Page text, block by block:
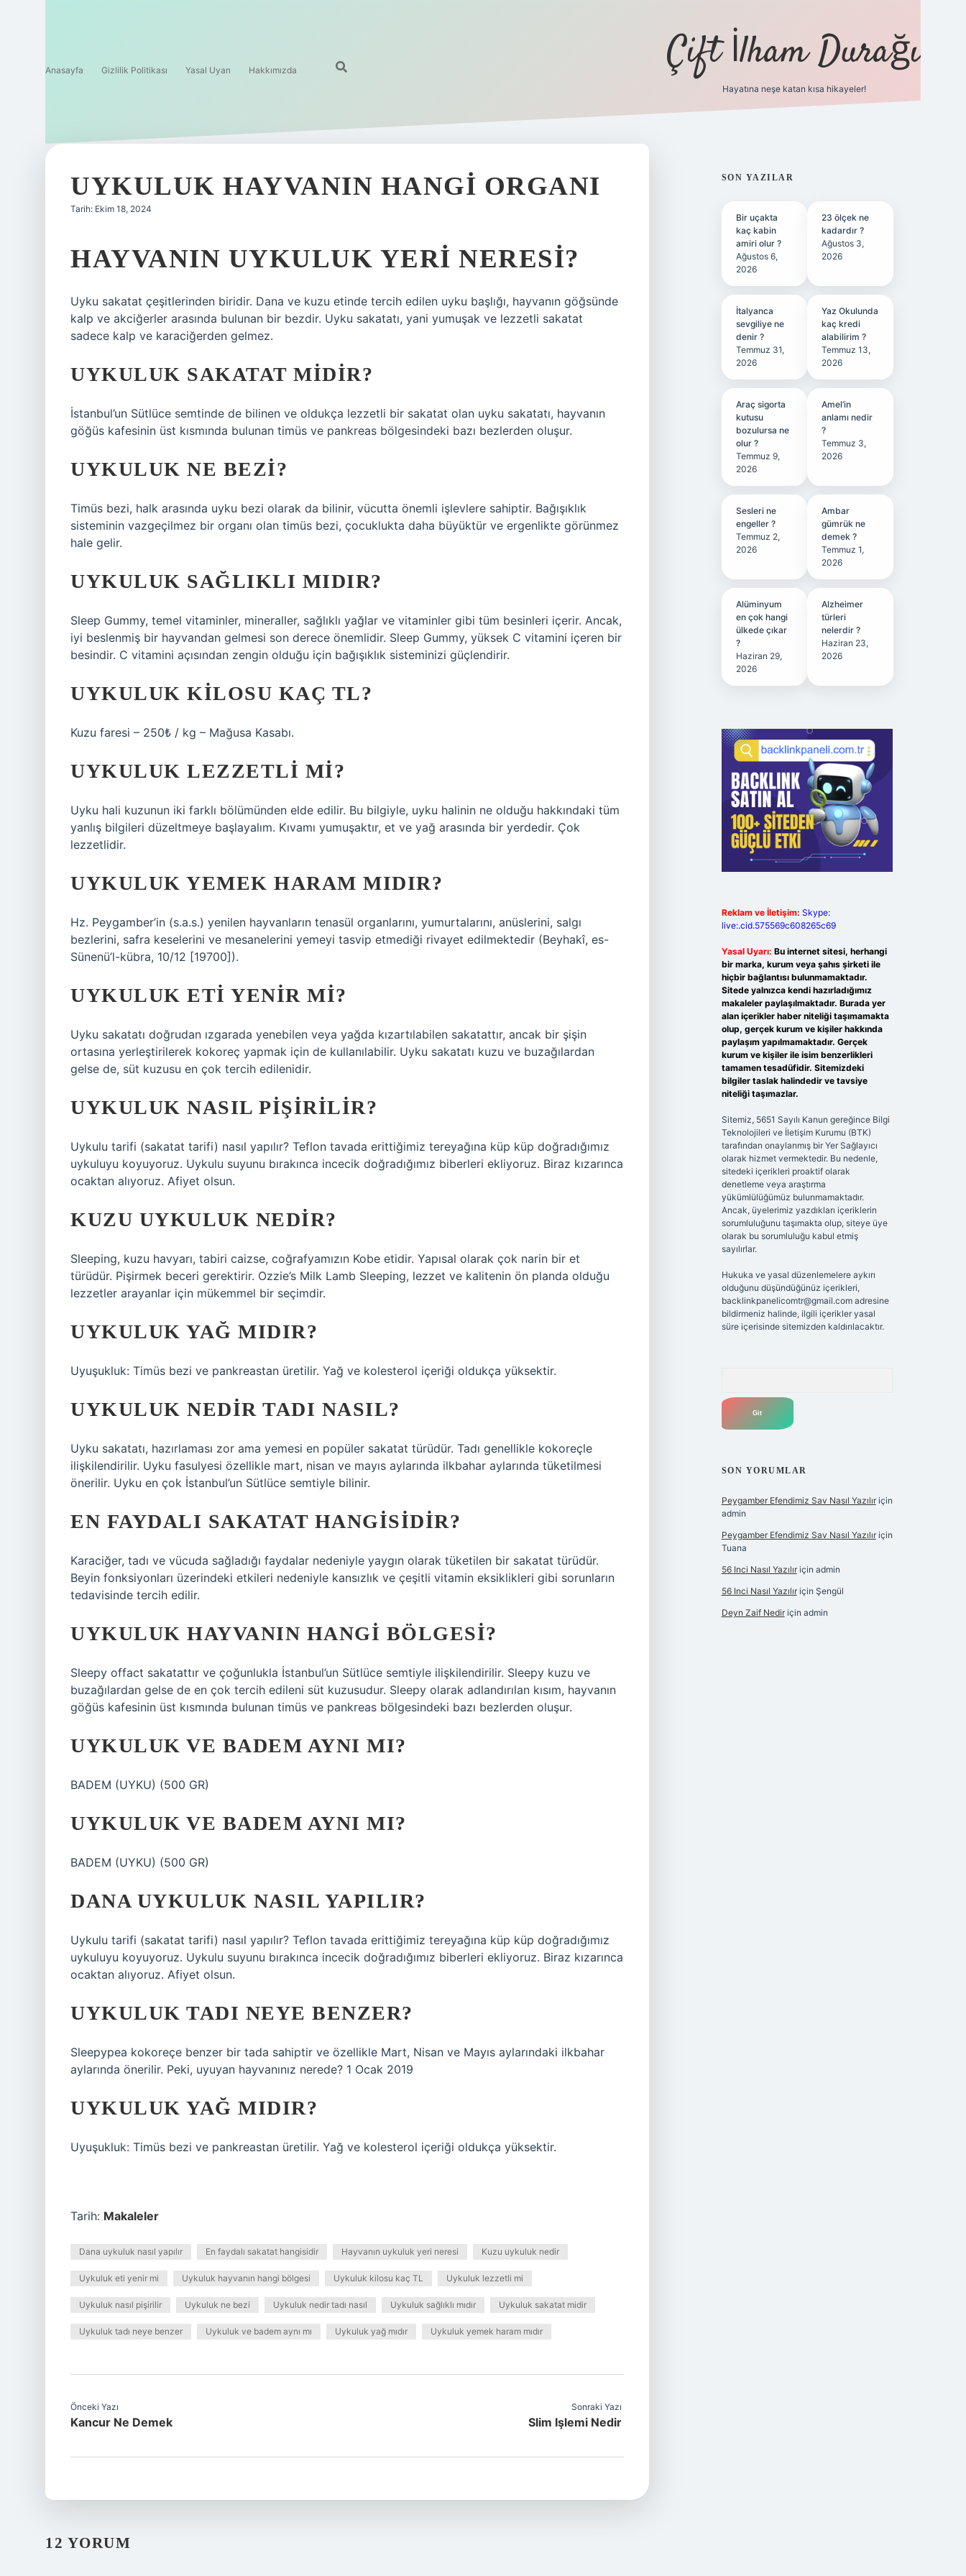
Anasayfa Gizlilik Politikası Yasal Uyarı Hakkımızda Çift İlham Durağı
Hayatına neşe katan kısa hikayeler!
UYKULUK HAYVANIN HANGI ORGANI
Tarih: Ekim 18, 2024
HAYVANIN UYKULUK YERI NERESI?
Uyku sakatat çeşitlerinden biridir. Dana ve kuzu etinde tercih edilen uyku başlığı, hayvanın göğsünde
kalp ve akciğerler arasında bulunan bir bezdir. Uyku sakatatı, yani yumuşak ve lezzetli sakatat
sadece kalp ve karaciğerden gelmez.
UYKULUK SAKATAT MIDIR?
İstanbul’un Sütlüce semtinde de bilinen ve oldukça lezzetli bir sakatat olan uyku sakatatı, hayvanın
göğüs kafesinin üst kısmında bulunan timüs ve pankreas bölgesindeki bazı bezlerden oluşur.
UYKULUK NE BEZI?
Timüs bezi, halk arasında uyku bezi olarak da bilinir, vücutta önemli işlevlere sahiptir. Bağışıklık
sisteminin vazgeçilmez bir organı olan timüs bezi, çocuklukta daha büyüktür ve ergenlikte görünmez
hale gelir.
UYKULUK SAĞLIKLI MIDIR?
Sleep Gummy, temel vitaminler, mineraller, sağlıklı yağlar ve vitaminler gibi tüm besinleri içerir. Ancak,
iyi beslenmiş bir hayvandan gelmesi son derece önemlidir. Sleep Gummy, yüksek C vitamini içeren bir
besindir. C vitamini açısından zengin olduğu için bağışıklık sisteminizi güçlendirir.
UYKULUK KILOSU KAÇ TL?
Kuzu faresi – 250₺ / kg – Mağusa Kasabı.
UYKULUK LEZZETLI MI?
Uyku hali kuzunun iki farklı bölümünden elde edilir. Bu bilgiyle, uyku halinin ne olduğu hakkındaki tüm
yanlış bilgileri düzeltmeye başlayalım. Kıvamı yumuşaktır, et ve yağ arasında bir yerdedir. Çok
lezzetlidir.
UYKULUK YEMEK HARAM MIDIR?
Hz. Peygamber’in (s.a.s.) yenilen hayvanların tenasül organlarını, yumurtalarını, anüslerini, salgı
bezlerini, safra keselerini ve mesanelerini yemeyi tasvip etmediği rivayet edilmektedir (Beyhakî, es-
Sünenü’l-kübra, 10/12 [19700]).
UYKULUK ETI YENIR MI?
Uyku sakatatı doğrudan ızgarada yenebilen veya yağda kızartılabilen sakatattır, ancak bir şişin
ortasına yerleştirilerek kokoreç yapmak için de kullanılabilir. Uyku sakatatı kuzu ve buzağılardan
gelse de, süt kuzusu en çok tercih edilenidir.
UYKULUK NASIL PIŞIRILIR?
Uykulu tarifi (sakatat tarifi) nasıl yapılır? Teflon tavada erittiğimiz tereyağına küp küp doğradığımız
uykuluyu koyuyoruz. Uykulu suyunu bırakınca incecik doğradığımız biberleri ekliyoruz. Biraz kızarınca
ocaktan alıyoruz. Afiyet olsun.
KUZU UYKULUK NEDIR?
Sleeping, kuzu havyarı, tabiri caizse, coğrafyamızın Kobe etidir. Yapısal olarak çok narin bir et
türüdür. Pişirmek beceri gerektirir. Ozzie’s Milk Lamb Sleeping, lezzet ve kalitenin ön planda olduğu
lezzetler arayanlar için mükemmel bir seçimdir.
UYKULUK YAĞ MIDIR?
Uyuşukluk: Timüs bezi ve pankreastan üretilir. Yağ ve kolesterol içeriği oldukça yüksektir.
UYKULUK NEDIR TADI NASIL?
Uyku sakatatı, hazırlaması zor ama yemesi en popüler sakatat türüdür. Tadı genellikle kokoreçle
ilişkilendirilir. Uyku fasulyesi özellikle mart, nisan ve mayıs aylarında ilkbahar aylarında tüketilmesi
önerilir. Uyku en çok İstanbul’un Sütlüce semtiyle bilinir.
EN FAYDALI SAKATAT HANGISIDIR?
Karaciğer, tadı ve vücuda sağladığı faydalar nedeniyle yaygın olarak tüketilen bir sakatat türüdür.
Beyin fonksiyonları üzerindeki etkileri nedeniyle kansızlık ve çeşitli vitamin eksiklikleri gibi sorunların
tedavisinde tercih edilir.
UYKULUK HAYVANIN HANGI BÖLGESI?
Sleepy offact sakatattır ve çoğunlukla İstanbul’un Sütlüce semtiyle ilişkilendirilir. Sleepy kuzu ve
buzağılardan gelse de en çok tercih edileni süt kuzusudur. Sleepy olarak adlandırılan kısım, hayvanın
göğüs kafesinin üst kısmında bulunan timüs ve pankreas bölgesindeki bazı bezlerden oluşur.
UYKULUK VE BADEM AYNI MI?
BADEM (UYKU) (500 GR)
UYKULUK VE BADEM AYNI MI?
BADEM (UYKU) (500 GR)
DANA UYKULUK NASIL YAPILIR?
Uykulu tarifi (sakatat tarifi) nasıl yapılır? Teflon tavada erittiğimiz tereyağına küp küp doğradığımız
uykuluyu koyuyoruz. Uykulu suyunu bırakınca incecik doğradığımız biberleri ekliyoruz. Biraz kızarınca
ocaktan alıyoruz. Afiyet olsun.
UYKULUK TADI NEYE BENZER?
Sleepypea kokoreçe benzer bir tada sahiptir ve özellikle Mart, Nisan ve Mayıs aylarındaki ilkbahar
aylarında önerilir. Peki, uyuyan hayvanınız nerede? 1 Ocak 2019
UYKULUK YAĞ MIDIR?
Uyuşukluk: Timüs bezi ve pankreastan üretilir. Yağ ve kolesterol içeriği oldukça yüksektir.
Tarih: Makaleler
Dana uykuluk nasıl yapılır En faydalı sakatat hangisidir Hayvanın uykuluk yeri neresi Kuzu uykuluk nedir
Uykuluk eti yenir mi Uykuluk hayvanın hangi bölgesi Uykuluk kilosu kaç TL Uykuluk lezzetli mi
Uykuluk nasıl pişirilir Uykuluk ne bezi Uykuluk nedir tadı nasıl Uykuluk sağlıklı mıdır Uykuluk sakatat midir
Uykuluk tadı neye benzer Uykuluk ve badem aynı mı Uykuluk yağ mıdır Uykuluk yemek haram mıdır
Önceki Yazı
Kancur Ne Demek
Sonraki Yazı
Slim Işlemi Nedir
12 YORUM
SIDEBAR
SON YAZILAR
Bir uçakta
kaç kabin
amiri olur ?
Ağustos 6,
2026
23 ölçek ne
kadardır ?
Ağustos 3,
2026
İtalyanca
sevgiliye ne
denir ?
Temmuz 31,
2026
Yaz Okulunda
kaç kredi
alabilirim ?
Temmuz 13,
2026
Araç sigorta
kutusu
bozulursa ne
olur ?
Temmuz 9,
2026
Amel’in
anlamı nedir
?
Temmuz 3,
2026
Sesleri ne
engeller ?
Temmuz 2,
2026
Ambar
gümrük ne
demek ?
Temmuz 1,
2026
Alüminyum
en çok hangi
ülkede çıkar
?
Haziran 29,
2026
Alzheimer
türleri
nelerdir ?
Haziran 23,
2026
Reklam ve İletişim: Skype:
live:.cid.575569c608265c69
Yasal Uyarı: Bu internet sitesi, herhangi
bir marka, kurum veya şahıs şirketi ile
hiçbir bağlantısı bulunmamaktadır.
Sitede yalnızca kendi hazırladığımız
makaleler paylaşılmaktadır. Burada yer
alan içerikler haber niteliği taşımamakta
olup, gerçek kurum ve kişiler hakkında
paylaşım yapılmamaktadır. Gerçek
kurum ve kişiler ile isim benzerlikleri
tamamen tesadüfidir. Sitemizdeki
bilgiler taslak halindedir ve tavsiye
niteliği taşımazlar.
Sitemiz, 5651 Sayılı Kanun gereğince Bilgi
Teknolojileri ve İletişim Kurumu (BTK)
tarafından onaylanmış bir Yer Sağlayıcı
olarak hizmet vermektedir. Bu nedenle,
sitedeki içerikleri proaktif olarak
denetleme veya araştırma
yükümlülüğümüz bulunmamaktadır.
Ancak, üyelerimiz yazdıkları içeriklerin
sorumluluğunu taşımakta olup, siteye üye
olarak bu sorumluluğu kabul etmiş
sayılırlar.
Hukuka ve yasal düzenlemelere aykırı
olduğunu düşündüğünüz içerikleri,
backlinkpanelicomtr@gmail.comadresine
bildirmeniz halinde, ilgili içerikler yasal
süre içerisinde sitemizden kaldırılacaktır.
SON YORUMLAR
Peygamber Efendimiz Sav Nasıl Yazılıriçin
admin
Peygamber Efendimiz Sav Nasıl Yazılıriçin
Tuana
56 Inci Nasıl Yazılıriçin admin
56 Inci Nasıl Yazılıriçin Şengül
Deyn Zaif Nediriçin admin